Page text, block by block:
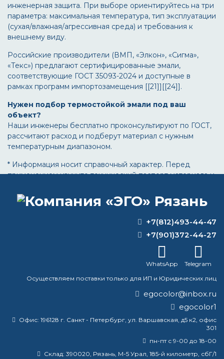
инженерная защита. При выборе ориентируйтесь на три
параметра: максимальная температура, тип эксплуатации
(сухая/влажная/агрессивная среда) и требования к
внешнему виду.
Российские производители (ВМП, «Элкон», «Сигма»,
«Текс») предлагают сертифицированные эмали,
соответствующие ГОСТ 35093-2024 и доступные в
рамках программ импортозамещения [[21]][[24]].
Нужен подбор термостойкой эмали под ваш
объект?
Наши инженеры бесплатно проконсультируют по ГОСТ,
рассчитают расход и подберут материал с нужным
температурным диапазоном.
* Информация носит справочный характер. Перед
применением изучите технический паспорт материала и
ВОПРОС-ОТВЕТ
Сколько нужно грунтовки на 1 кв м?
Чем краска отличается от лака?
Расход краски для бетона на 1 м²:
+7(812)493-44-47
+7(901)372-44-27
WhatsApp
Telegram
Осуществляем поставки только для ИП и Юридических лиц
egocolor@inbox.ru
egocolor1
Офис: 196128 г. Санкт - Петербург, ул. Варшавская, д5 к2, офис
301
пн-пт с 9-00 до 18-00
Склад: 390020, Рязань, М-5 Урал, 185-й километр, сбГ/1